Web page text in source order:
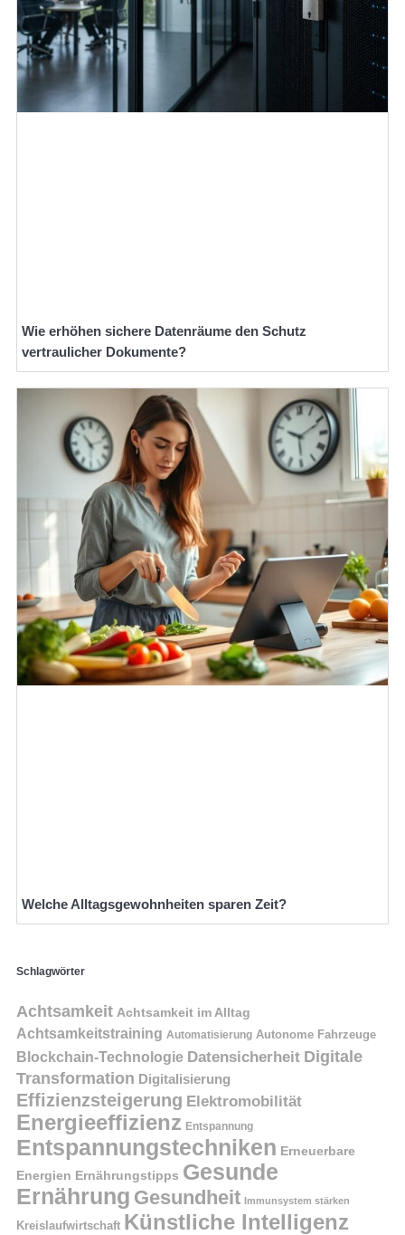
Wie erhöhen sichere Datenräume den Schutz
vertraulicher Dokumente?
Welche Alltagsgewohnheiten sparen Zeit?
Schlagwörter
Achtsamkeit Achtsamkeit im Alltag
Achtsamkeitstraining Automatisierung Autonome Fahrzeuge
Blockchain-Technologie Datensicherheit Digitale
Transformation Digitalisierung
Effizienzsteigerung Elektromobilität
Energieeffizienz Entspannung
Entspannungstechniken Erneuerbare
Energien Ernährungstipps Gesunde
Ernährung Gesundheit Immunsystem stärken
Kreislaufwirtschaft Künstliche Intelligenz